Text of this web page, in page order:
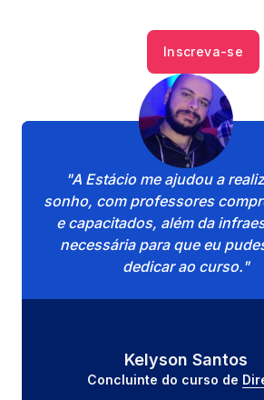
Inscreva-se
"A Estácio me ajudou a
sonho, com professores
e capacitados, além da
necessária para que eu
dedicar ao curso."
Kelyson Santos
Concluinte do curso de